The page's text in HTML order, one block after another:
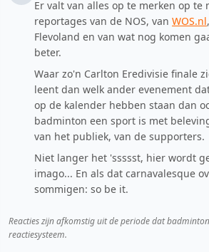
Er valt van alles op te merken op te
reportages van de NOS, van WOS.nl
Flevoland en van wat nog komen
beter.
Waar zo'n Carlton Eredivisie finale
leent dan welk ander evenement
op de kalender hebben staan dan
badminton een sport is met
van het publiek, van de supporters.
Niet langer het 'ssssst, hier wordt
imago... En als dat carnavalesque
sommigen: so be it.
Reacties zijn afkomstig uit de periode dat
reactiesysteem.